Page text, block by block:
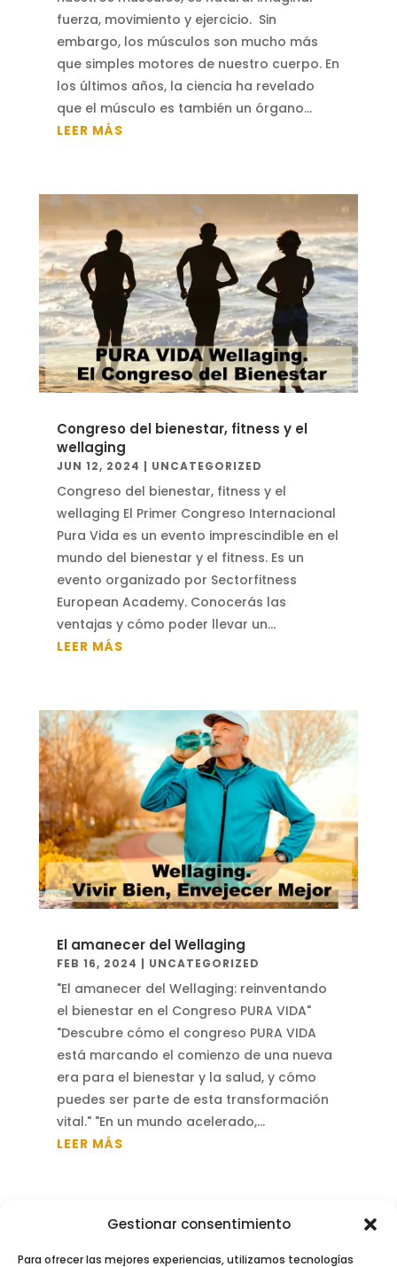
Gestionar consentimiento
Para ofrecer las mejores experiencias, utilizamos tecnologías
fuerza, movimiento y ejercicio. Sin
embargo, los músculos son mucho más
que simples motores de nuestro cuerpo. En
los últimos años, la ciencia ha revelado
que el músculo es también un órgano...
LEER MÁS
Congreso del bienestar, fitness y el
wellaging
JUN 12, 2024 | UNCATEGORIZED
Congreso del bienestar, fitness y el
wellaging El Primer Congreso Internacional
Pura Vida es un evento imprescindible en el
mundo del bienestar y el fitness. Es un
evento organizado por Sectorfitness
European Academy. Conocerás las
ventajas y cómo poder llevar un...
LEER MÁS
El amanecer del Wellaging
FEB 16, 2024 | UNCATEGORIZED
"El amanecer del Wellaging: reinventando
el bienestar en el Congreso PURA VIDA"
"Descubre cómo el congreso PURA VIDA
está marcando el comienzo de una nueva
era para el bienestar y la salud, y cómo
puedes ser parte de esta transformación
vital." "En un mundo acelerado,...
LEER MÁS
Siguiente